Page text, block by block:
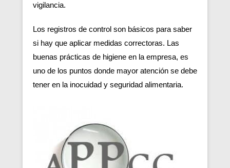
vigilancia.
Los registros de control son básicos para saber
si hay que aplicar medidas correctoras. Las
buenas prácticas de higiene en la empresa, es
uno de los puntos donde mayor atención se debe
tener en la inocuidad y seguridad alimentaria.